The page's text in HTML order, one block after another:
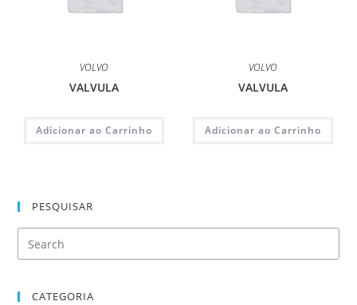
VOLVO
VALVULA
Adicionar ao Carrinho
VOLVO
VALVULA
Adicionar ao Carrinho
PESQUISAR
CATEGORIA